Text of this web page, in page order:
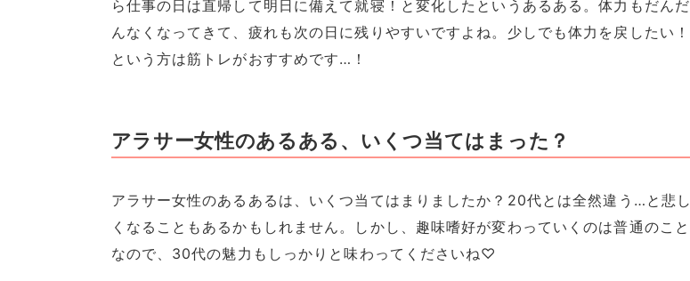
ら仕事の日は直帰して明日に備えて就寝！と変化したというあるある。体力もだんだ
んなくなってきて、疲れも次の日に残りやすいですよね。少しでも体力を戻したい！
という方は筋トレがおすすめです…！
アラサー女性のあるある、いくつ当てはまった？
アラサー女性のあるあるは、いくつ当てはまりましたか？20代とは全然違う…と悲し
くなることもあるかもしれません。しかし、趣味嗜好が変わっていくのは普通のこと
なので、30代の魅力もしっかりと味わってくださいね♡